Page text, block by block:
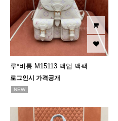
루*비통 M15113 백업 백팩
로그인시 가격공개
NEW